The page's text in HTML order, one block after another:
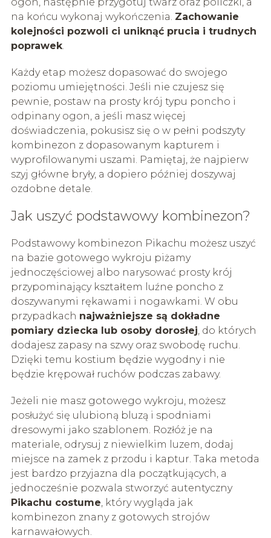
na końcu wykonaj wykończenia. Zachowanie
kolejności pozwoli ci uniknąć prucia i trudnych
poprawek.
Każdy etap możesz dopasować do swojego
poziomu umiejętności. Jeśli nie czujesz się
pewnie, postaw na prosty krój typu poncho i
odpinany ogon, a jeśli masz więcej
doświadczenia, pokusisz się o w pełni podszyty
kombinezon z dopasowanym kapturem i
wyprofilowanymi uszami. Pamiętaj, że najpierw
szyj główne bryły, a dopiero później doszywaj
ozdobne detale.
Jak uszyć podstawowy kombinezon?
Podstawowy kombinezon Pikachu możesz uszyć
na bazie gotowego wykroju piżamy
jednoczęściowej albo narysować prosty krój
przypominający kształtem luźne poncho z
doszywanymi rękawami i nogawkami. W obu
przypadkach najważniejsze są dokładne
pomiary dziecka lub osoby dorosłej, do których
dodajesz zapasy na szwy oraz swobodę ruchu.
Dzięki temu kostium będzie wygodny i nie
będzie krępował ruchów podczas zabawy.
Jeżeli nie masz gotowego wykroju, możesz
posłużyć się ulubioną bluzą i spodniami
dresowymi jako szablonem. Rozłóż je na
materiale, odrysuj z niewielkim luzem, dodaj
miejsce na zamek z przodu i kaptur. Taka metoda
jest bardzo przyjazna dla początkujących, a
jednocześnie pozwala stworzyć autentyczny
Pikachu costume, który wygląda jak
kombinezon znany z gotowych strojów
karnawałowych.